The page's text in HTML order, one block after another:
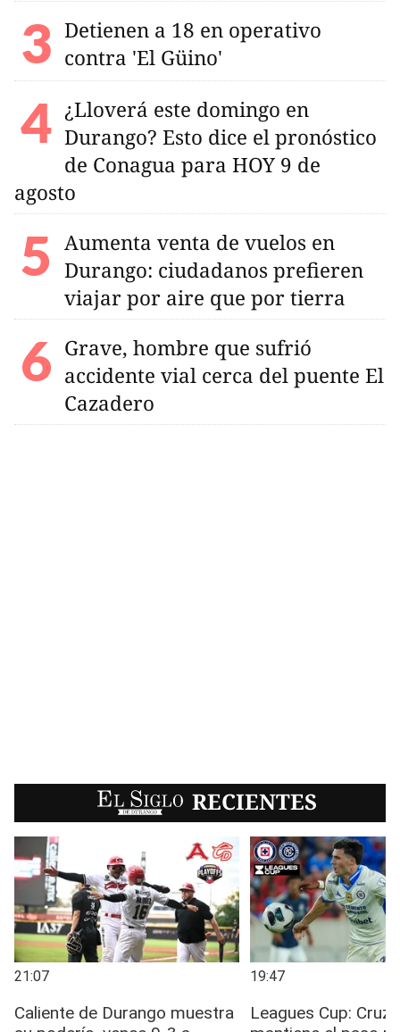
Detienen a 18 en operativo
contra 'El Güino'
¿Lloverá este domingo en
Durango? Esto dice el pronóstico
de Conagua para HOY 9 de
agosto
Aumenta venta de vuelos en
Durango: ciudadanos prefieren
viajar por aire que por tierra
Grave, hombre que sufrió
accidente vial cerca del puente El
Cazadero
EL SIGLO RECIENTES